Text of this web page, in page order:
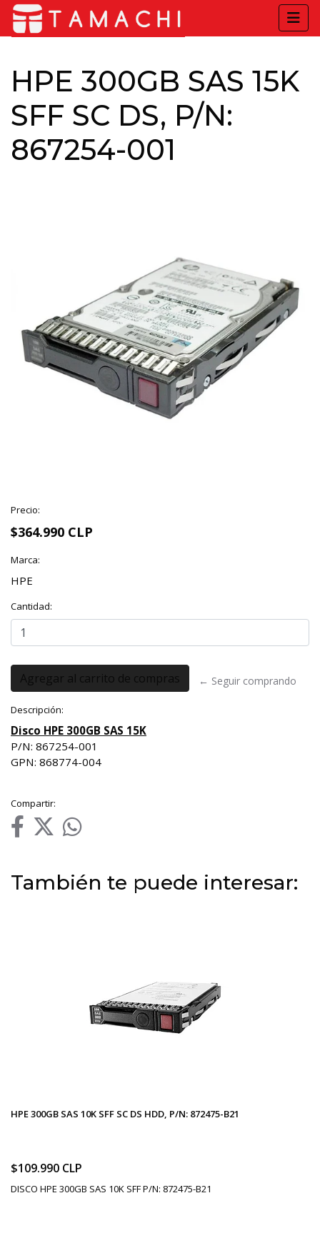
HPE 300GB SAS 15K
SFF SC DS, P/N:
867254-001
Precio:
$364.990 CLP
Marca:
HPE
Cantidad:
← Seguir comprando
Descripción:
Disco HPE 300GB SAS 15K
P/N: 867254-001
GPN: 868774-004
Compartir:
También te puede interesar:
HPE 300GB SAS 10K SFF SC DS HDD, P/N: 872475-B21
$109.990 CLP
DISCO HPE 300GB SAS 10K SFF P/N: 872475-B21